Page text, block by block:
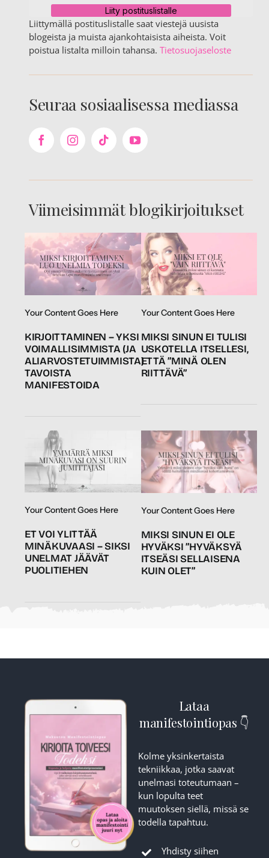
Liity postituslistalle
Liittymällä postituslistalle saat viestejä uusista
blogeista ja muista ajankohtaisista aiheista. Voit
poistua listalta milloin tahansa.Tietosuojaseloste
Seuraa sosiaalisessa mediassa
Viimeisimmät blogikirjoitukset
Your Content Goes Here
KIRJOITTAMINEN – YKSI
VOIMALLISIMMISTA (JA
ALIARVOSTETUIMMISTA)
TAVOISTA
MANIFESTOIDA
Your Content Goes Here
MIKSI SINUN EI TULISI
USKOTELLA ITSELLESI,
ETTÄ ”MINÄ OLEN
RIITTÄVÄ”
Your Content Goes Here
ET VOI YLITTÄÄ
MINÄKUVAASI – SIKSI
UNELMAT JÄÄVÄT
PUOLITIEHEN
Your Content Goes Here
MIKSI SINUN EI OLE
HYVÄKSI ”HYVÄKSYÄ
ITSEÄSI SELLAISENA
KUIN OLET”
Lataa
manifestointiopas 👇
Kolme yksinkertaista
tekniikkaa, jotka saavat
unelmasi toteutumaan –
kun lopulta teet
muutoksen siellä, missä se
todella tapahtuu.
Yhdisty siihen